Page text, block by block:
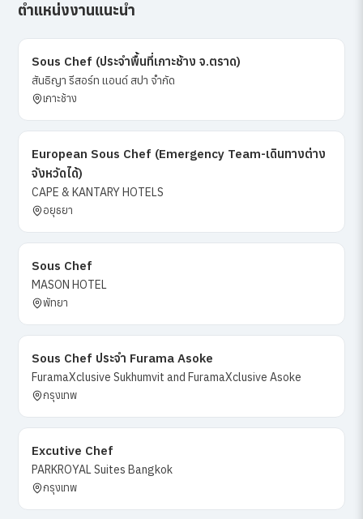
ตำแหน่งงานแนะนำ
Sous Chef (ประจำพื้นที่เกาะช้าง จ.ตราด)
สันธิญา รีสอร์ท แอนด์ สปา จำกัด
เกาะช้าง
European Sous Chef (Emergency Team-เดินทางต่าง
จังหวัดได้)
CAPE & KANTARY HOTELS
อยุธยา
Sous Chef
MASON HOTEL
พัทยา
Sous Chef ประจำ Furama Asoke
FuramaXclusive Sukhumvit and FuramaXclusive Asoke
กรุงเทพ
Excutive Chef
PARKROYAL Suites Bangkok
กรุงเทพ